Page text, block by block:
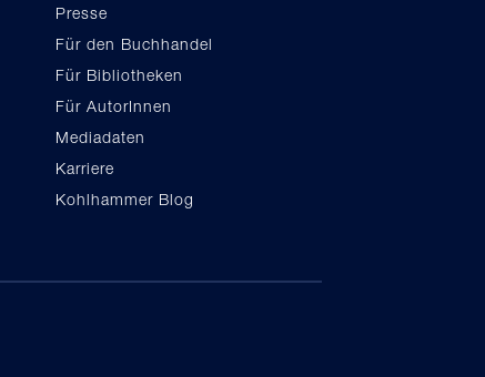
Presse
Für den Buchhandel
Für Bibliotheken
Für AutorInnen
Mediadaten
Karriere
Kohlhammer Blog